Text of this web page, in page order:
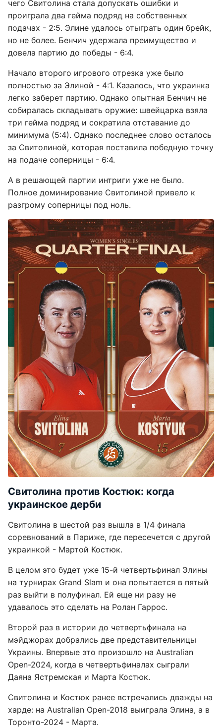
чего Свитолина стала допускать ошибки и
проиграла два гейма подряд на собственных
подачах - 2:5. Элине удалось отыграть один брейк,
но не более. Бенчич удержала преимущество и
довела партию до победы - 6:4.
Начало второго игрового отрезка уже было
полностью за Элиной - 4:1. Казалось, что украинка
легко заберет партию. Однако опытная Бенчич не
собиралась складывать оружие: швейцарка взяла
три гейма подряд и сократила отставание до
минимума (5:4). Однако последнее слово осталось
за Свитолиной, которая поставила победную точку
на подаче соперницы - 6:4.
А в решающей партии интриги уже не было.
Полное доминирование Свитолиной привело к
разгрому соперницы под ноль.
Свитолина против Костюк: когда
украинское дерби
Свитолина в шестой раз вышла в 1/4 финала
соревнований в Париже, где пересечется с другой
украинкой - Мартой Костюк.
В целом это будет уже 15-й четвертьфинал Элины
на турнирах Grand Slam и она попытается в пятый
раз выйти в полуфинал. Ей еще ни разу не
удавалось это сделать на Ролан Гаррос.
Второй раз в истории до четвертьфинала на
мэйджорах добрались две представительницы
Украины. Впервые это произошло на Australian
Open-2024, когда в четвертьфиналах сыграли
Даяна Ястремская и Марта Костюк.
Свитолина и Костюк ранее встречались дважды на
харде: на Australian Open-2018 выиграла Элина, а в
Торонто-2024 - Марта.